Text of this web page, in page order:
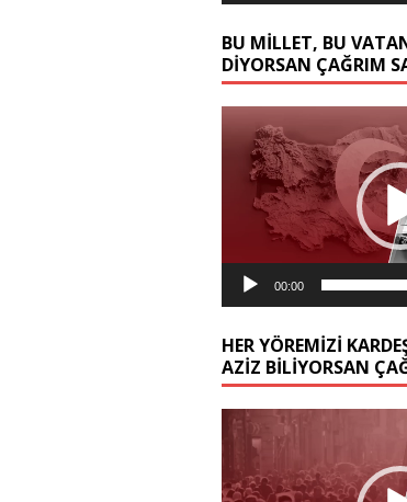
BU MİLLET, BU
DİYORSAN ÇAĞRIM
oynatıcı
00:00
HER YÖREMİZİ
AZİZ BİLİYORSAN
Video
oynatıcı